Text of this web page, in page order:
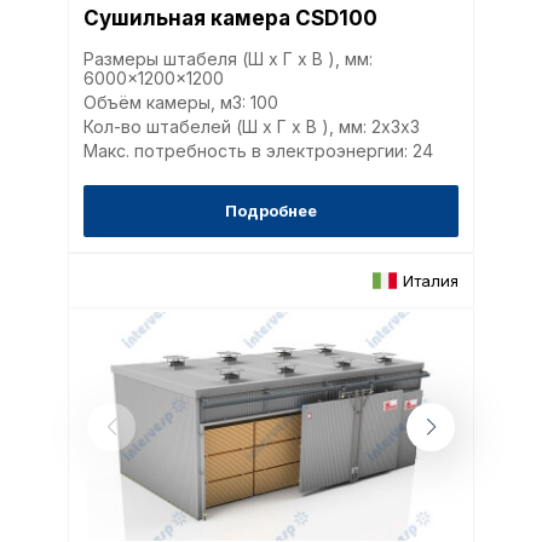
Сушильная камера CSD100
Размеры штабеля (Ш x Г x В ), мм:
6000x1200x1200
Объём камеры, м3: 100
Кол-во штабелей (Ш x Г x В ), мм: 2х3x3
Макс. потребность в электроэнергии: 24
Подробнее
Италия
Политика в
обработки сookies
Настройте параметры
файлов cookie
каждого типа файлов
без которых
функционирование
Ваш выбор настроек на
этого периода Сайт
согласие. Вы вправе
настроек файлов cookie
согласие) в любое
путем перехода по
верхней части
настроек cookie».